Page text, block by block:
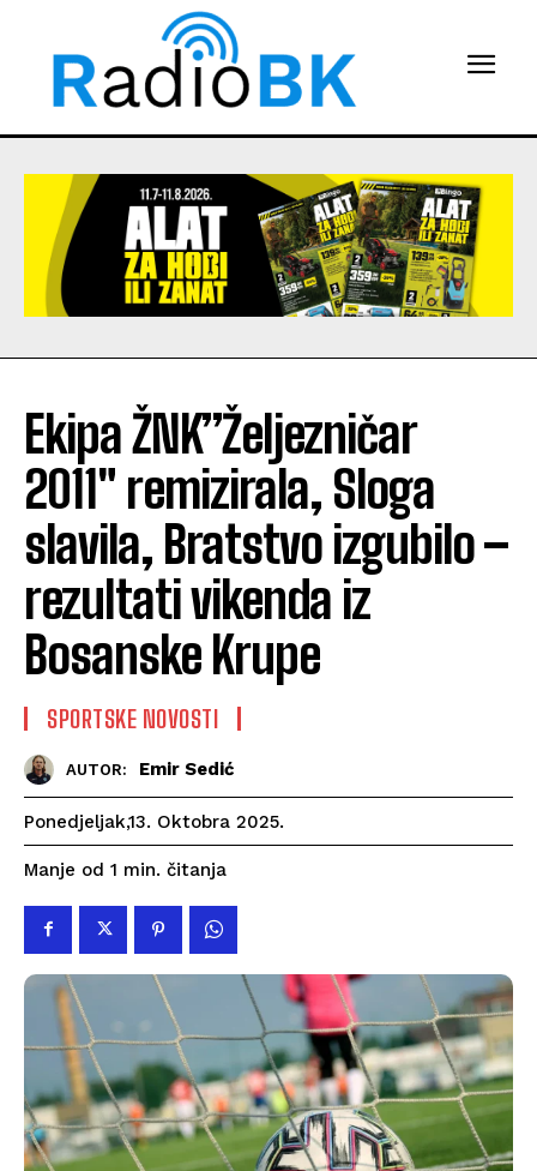
Ekipa ŽNK”Željezničar
2011″ remizirala, Sloga
slavila, Bratstvo izgubilo –
rezultati vikenda iz
Bosanske Krupe
SPORTSKE NOVOSTI
AUTOR: Emir Sedić
Ponedjeljak,13. Oktobra 2025.
Manje od 1 min. čitanja